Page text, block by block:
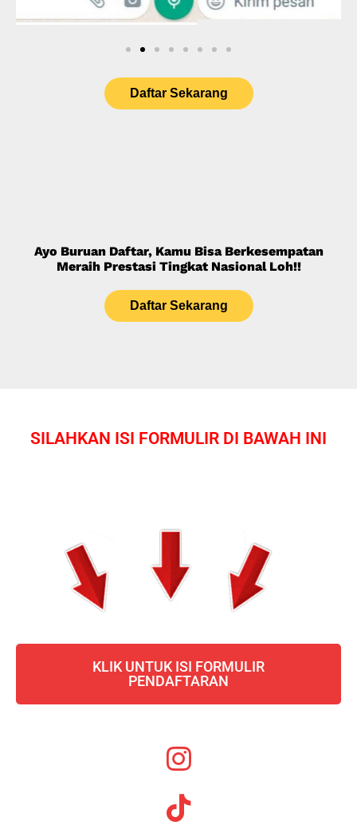
Daftar Sekarang
Ayo Buruan Daftar, Kamu Bisa Berkesempatan
Meraih Prestasi Tingkat Nasional Loh!!
Daftar Sekarang
SILAHKAN ISI FORMULIR DI BAWAH INI
KLIK UNTUK ISI FORMULIR
PENDAFTARAN